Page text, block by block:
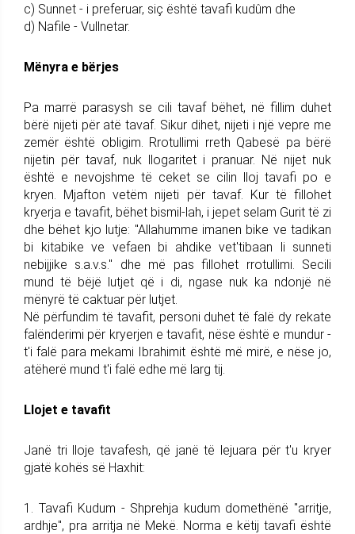
c) Sunnet - i preferuar, siç është tavafi kudûm dhe
d) Nafile - Vullnetar.
Mënyra e bërjes
Pa marrë parasysh se cili tavaf bëhet, në fillim duhet
bërë nijeti për atë tavaf. Sikur dihet, nijeti i një vepre me
zemër është obligim. Rrotullimi rreth Qabesë pa bërë
nijetin për tavaf, nuk llogaritet i pranuar. Në nijet nuk
është e nevojshme të ceket se cilin lloj tavafi po e
kryen. Mjafton vetëm nijeti për tavaf. Kur të fillohet
kryerja e tavafit, bëhet bismil-lah, i jepet selam Gurit të zi
dhe bëhet kjo lutje: "Allahumme imanen bike ve tadikan
bi kitabike ve vefaen bi ahdike vet'tibaan li sunneti
nebijjike s.a.v.s." dhe më pas fillohet rrotullimi. Secili
mund të bëjë lutjet që i di, ngase nuk ka ndonjë në
mënyrë të caktuar për lutjet.
Në përfundim të tavafit, personi duhet të falë dy rekate
falënderimi për kryerjen e tavafit, nëse është e mundur -
t'i falë para mekami Ibrahimit është më mirë, e nëse jo,
atëherë mund t'i falë edhe më larg tij.
Llojet e tavafit
Janë tri lloje tavafesh, që janë të lejuara për t'u kryer
gjatë kohës së Haxhit:
1. Tavafi Kudum - Shprehja kudum domethënë "arritje,
ardhje", pra arritja në Mekë. Norma e këtij tavafi është